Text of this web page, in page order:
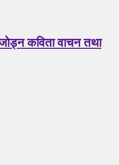
जोड्न कविता वाचन तथा